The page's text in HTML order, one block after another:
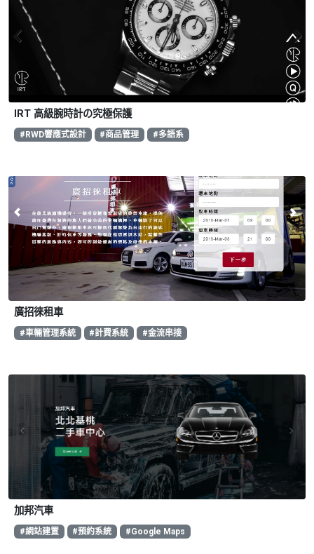
IRT 高級腕時計の究極保護
#RWD響應式設計 #商品管理 #多語系
廣招徠租車
#車輛管理系統 #計費系統 #金流串接
加邦汽車
#網站建置 #預約系統 #Google Maps